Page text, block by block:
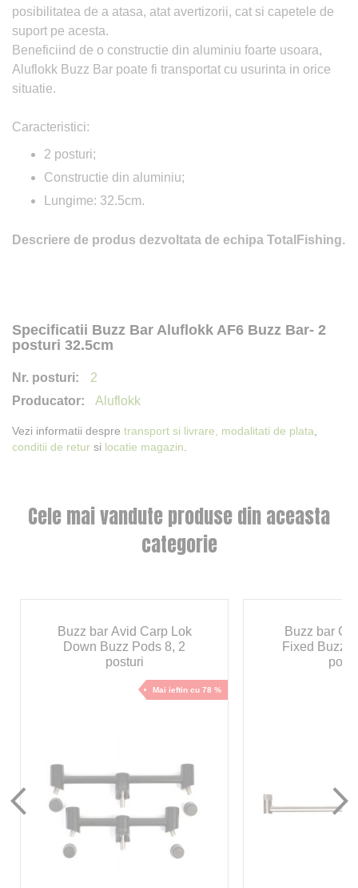
posibilitatea de a atasa, atat avertizorii, cat si capetele de
suport pe acesta.
Beneficiind de o constructie din aluminiu foarte usoara,
Aluflokk Buzz Bar poate fi transportat cu usurinta in orice
situatie.
Caracteristici:
2 posturi;
Constructie din aluminiu;
Lungime: 32.5cm.
Descriere de produs dezvoltata de echipa TotalFishing.
Specificatii Buzz Bar Aluflokk AF6 Buzz Bar- 2
posturi 32.5cm
2
Aluflokk
Vezi informatii despre transport si livrare, modalitati de plata,
conditii de retur si locatie magazin.
Cele mai vandute produse din aceasta
categorie
Buzz bar Avid Carp Lok
Down Buzz Pods 8, 2
posturi
Mai ieftin cu 78 %
Buzz bar
Fixed